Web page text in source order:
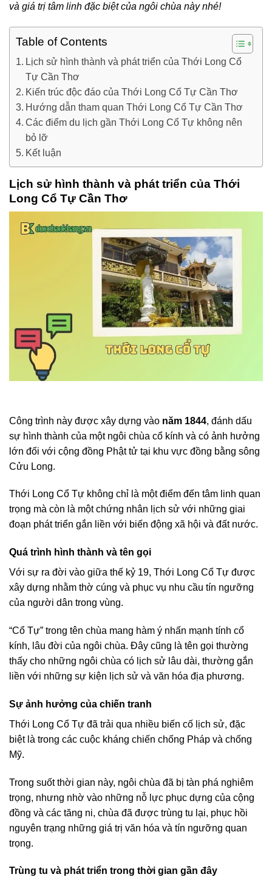
và giá trị tâm linh đặc biệt của ngôi chùa này nhé!
Table of Contents
Lịch sử hình thành và phát triển của Thới Long Cổ
Tự Cần Thơ
Kiến trúc độc đáo của Thới Long Cổ Tự Cần Thơ
Hướng dẫn tham quan Thới Long Cổ Tự Cần Thơ
Các điểm du lịch gần Thới Long Cổ Tự không nên
bỏ lỡ
Kết luận
Lịch sử hình thành và phát triển của Thới
Long Cổ Tự Cần Thơ
Công trình này được xây dựng vào năm 1844, đánh dấu
sự hình thành của một ngôi chùa cổ kính và có ảnh hưởng
lớn đối với cộng đồng Phật tử tại khu vực đồng bằng sông
Cửu Long.
Thới Long Cổ Tự không chỉ là một điểm đến tâm linh quan
trọng mà còn là một chứng nhân lịch sử với những giai
đoạn phát triển gắn liền với biến động xã hội và đất nước.
Quá trình hình thành và tên gọi
Với sự ra đời vào giữa thế kỷ 19, Thới Long Cổ Tự được
xây dựng nhằm thờ cúng và phục vụ nhu cầu tín ngưỡng
của người dân trong vùng.
“Cổ Tự” trong tên chùa mang hàm ý nhấn mạnh tính cổ
kính, lâu đời của ngôi chùa. Đây cũng là tên gọi thường
thấy cho những ngôi chùa có lịch sử lâu dài, thường gắn
liền với những sự kiện lịch sử và văn hóa địa phương.
Sự ảnh hưởng của chiến tranh
Thới Long Cổ Tự đã trải qua nhiều biến cố lịch sử, đặc
biệt là trong các cuộc kháng chiến chống Pháp và chống
Mỹ.
Trong suốt thời gian này, ngôi chùa đã bị tàn phá nghiêm
trọng, nhưng nhờ vào những nỗ lực phục dựng của cộng
đồng và các tăng ni, chùa đã được trùng tu lại, phục hồi
nguyên trạng những giá trị văn hóa và tín ngưỡng quan
trọng.
Trùng tu và phát triển trong thời gian gần đây